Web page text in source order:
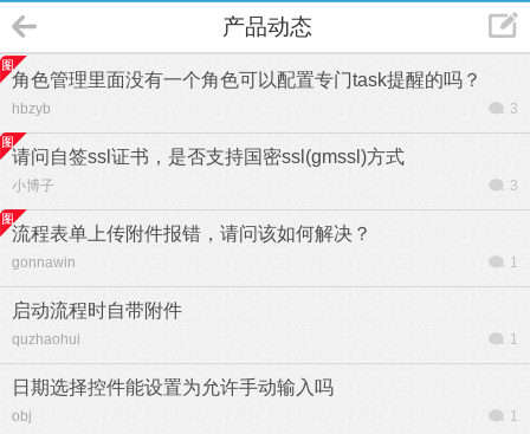
产品动态
角色管理里面没有一个角色可以配置专门task提醒的吗？
hbzyb 3
请问自签ssl证书，是否支持国密ssl(gmssl)方式
小博子 3
流程表单上传附件报错，请问该如何解决？
gonnawin 1
启动流程时自带附件
quzhaohui 1
日期选择控件能设置为允许手动输入吗
obj 1